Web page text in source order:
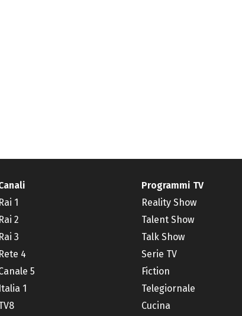
Rai 1
Rai 2
Rai 3
Rete 4
5
Italia 1
Programmi TV
Reality Show
Talent Show
Talk Show
Serie TV
Fiction
Telegiornale
Cucina